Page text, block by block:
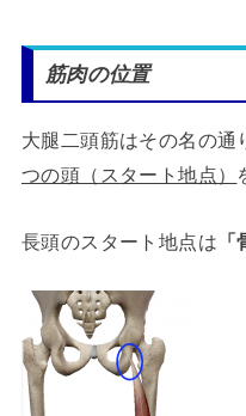
筋肉の位置
大腿二頭筋はその名の通
つの頭（スタート地点）
長頭のスタート地点は